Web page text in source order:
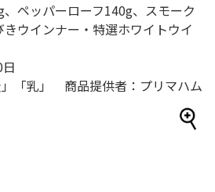
ペッパーローフ140g、スモーク
ウインナー・特選ホワイトウイ
日
「乳」 商品提供者：プリマハム